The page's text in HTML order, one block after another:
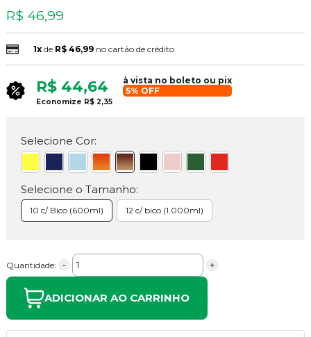
R$ 46,99
1xde R$ 46,99 no cartão de crédito
R$ 44,64
à vista no boleto ou pix
5% OFF
Economize R$ 2,35
Selecione Cor:
Selecione o Tamanho:
10 c/ Bico (600ml) 12 c/ bico (1.000ml)
Quantidade: - +
ADICIONAR AO CARRINHO